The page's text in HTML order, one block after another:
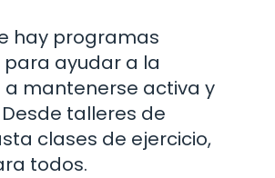
hay programas
ayudar a la
mantenerse activa y
talleres de
clases de ejercicio,
todos.